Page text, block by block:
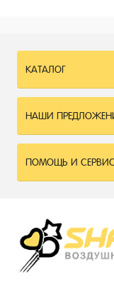
КАТАЛОГ
НАШИ
ПОМОЩЬ И